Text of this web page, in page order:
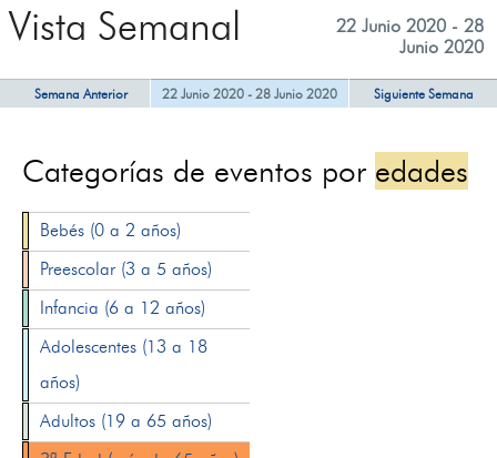
Vista Semanal
22 Junio 2020 - 28
Junio 2020
Semana Anterior 22 Junio 2020 - 28 Junio 2020 Siguiente Semana
Categorías de eventos por edades
Bebés (0 a 2 años)
Preescolar (3 a 5 años)
Infancia (6 a 12 años)
Adolescentes (13 a 18
años)
Adultos (19 a 65 años)